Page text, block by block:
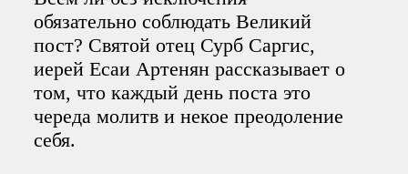
обязательно соблюдать Великий
пост? Святой отец Сурб Саргис,
иерей Есаи Артенян рассказывает о
том, что каждый день поста это
череда молитв и некое преодоление
себя.